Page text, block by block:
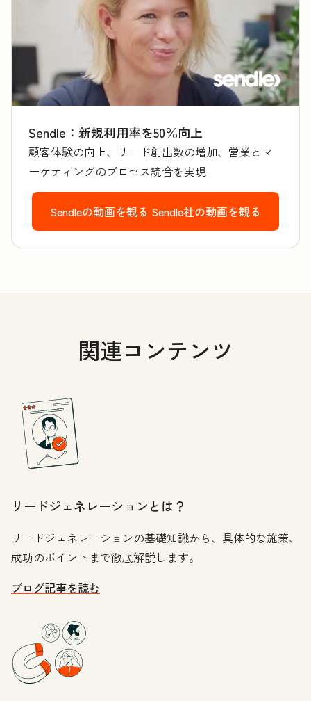
Sendle：新規利用率を50％向上
顧客体験の向上、リード創出数の増加、営業とマ
ーケティングのプロセス統合を実現
Sendleの動画を観る Sendle社の動画を観る
関連コンテンツ
リードジェネレーションとは？
リードジェネレーションの基礎知識から、具体的な施策、
成功のポイントまで徹底解説します。
ブログ記事を読む